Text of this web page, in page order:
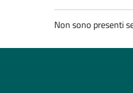
Non sono presenti